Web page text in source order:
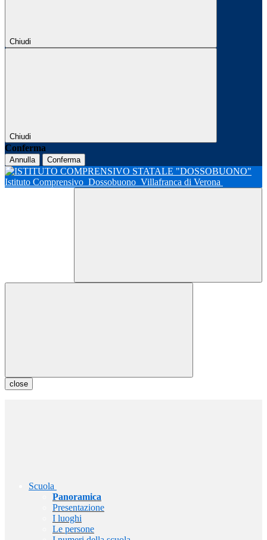
Chiudi
Chiudi
Conferma
Annulla Conferma
Istituto Comprensivo Dossobuono Villafranca di Verona
close
Scuola
Panoramica
Presentazione
I luoghi
Le persone